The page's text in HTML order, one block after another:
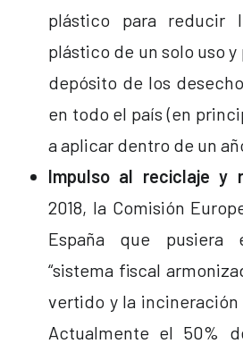
plástico para reducir
plástico de un solo uso y
depósito de los
en todo el país (en
a aplicar dentro de un
Impulso al reciclaje y
2018, la Comisión
España que pusiera
“sistema fiscal
vertido y la incineración
Actualmente el 50%